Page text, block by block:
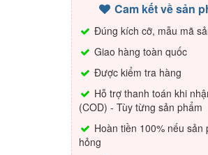
Cam kết về sản
Đúng kích cỡ, mẫu mã
Giao hàng toàn quốc
Được kiểm tra hàng
Hỗ trợ thanh toán khi
(COD) - Tùy từng sản phẩm
Hoàn tiền 100% nếu sản
hỏng